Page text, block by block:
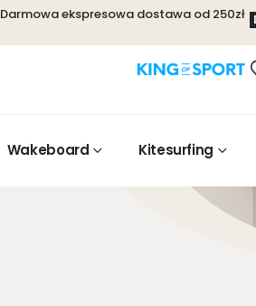
Darmowa ekspresowa dostawa od 250zł
Wakeboard Kitesurfing